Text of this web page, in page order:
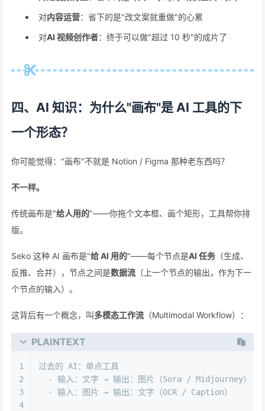
对内容运营：省下的是"改文案就重做"的心累
对AI 视频创作者：终于可以做"超过 10 秒"的成片了
四、AI 知识：为什么"画布"是 AI 工具的下
一个形态？
你可能觉得："画布"不就是 Notion / Figma 那种老东西吗？
不一样。
传统画布是"给人用的"——你拖个文本框、画个矩形，工具帮你排
版。
Seko 这种 AI 画布是"给 AI 用的"——每个节点是AI 任务 （生成、
反推、合并），节点之间是数据流 （上一个节点的输出，作为下一
个节点的输入）。
这背后有一个概念，叫多模态工作流 （Multimodal Workflow）：
PLAINTEXT
1
2
3
4
过去的 AI：单点工具
  - 输入：文字 → 输出：图片（Sora / Midjourney）
  - 输入：图片 → 输出：文字（OCR / Caption）